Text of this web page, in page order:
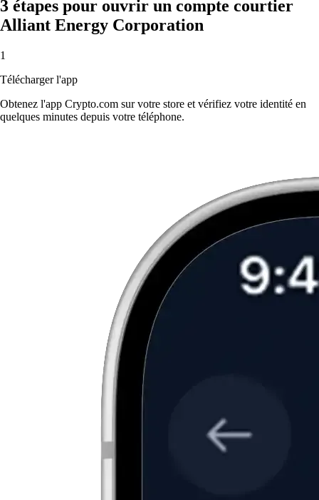
3 étapes pour ouvrir un compte courtier
Alliant Energy Corporation
1
Télécharger l'app
Obtenez l'app Crypto.com sur votre store et vérifiez votre identité en
quelques minutes depuis votre téléphone.